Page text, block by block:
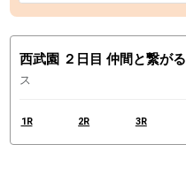
西武園 ２日目 仲間と繋が
ス
1R 2R 3R